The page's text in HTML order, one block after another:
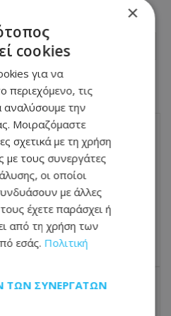
σφάζει τη γυναίκα του...»
έπρεπε να δέσει
Βραζιλία για τις
τον θάνατο της
πτώση
×
cookies
για να
περιεχόμενο, τις
αναλύσουμε την
Μοιραζόμαστε
σχετικά με τη χρήση
με τους συνεργάτες
οι οποίοι
με άλλες
έχετε παράσχει ή
από τη χρήση των
εσάς. Πολιτική
ΤΩΝ ΣΥΝΕΡΓΑΤΏΝ